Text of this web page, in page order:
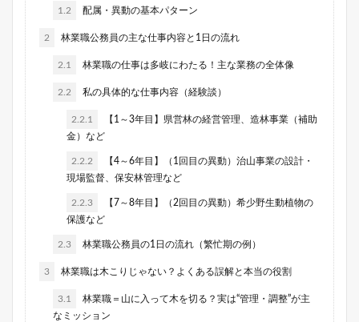
1.2 配属・異動の基本パターン
2 林業職公務員の主な仕事内容と1日の流れ
2.1 林業職の仕事は多岐にわたる！主な業務の全体像
2.2 私の具体的な仕事内容（経験談）
2.2.1
【1～3年目】県営林の経営管理、造林事業（補助
金）など
2.2.2
【4～6年目】（1回目の異動）治山事業の設計・
現場監督、保安林管理など
2.2.3
【7～8年目】（2回目の異動）希少野生動植物の
保護など
2.3 林業職公務員の1日の流れ（繁忙期の例）
3 林業職は木こりじゃない？よくある誤解と本当の役割
3.1
林業職＝山に入って木を切る？実は“管理・調整”が主
なミッション